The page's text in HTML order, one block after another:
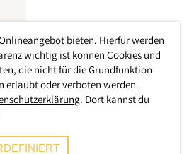
bieten. Hierfür werden
wichtig ist können Cookies und
die nicht für die Grundfunktion
erlaubt oder verboten werden.
. Dort kannst du